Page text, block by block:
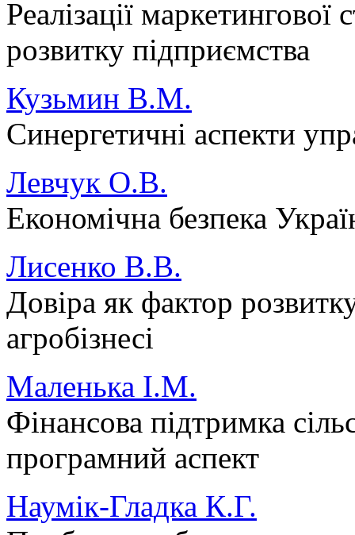
Реалізації маркетингової
розвитку підприємства
Кузьмин В.М.
Синергетичні аспекти
Левчук О.В.
Економічна безпека
Лисенко В.В.
Довіра як фактор
агробізнесі
Маленька І.М.
Фінансова підтримка
програмний аспект
Наумік-Гладка К.Г.